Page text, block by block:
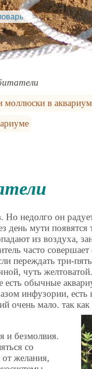
моллюски в
недолго он
день мути появятся
из воздуха,
часто
переждать три-
чуть
обычные
инфузории, есть
очень мало. так
и безмолвия.
со
желания,